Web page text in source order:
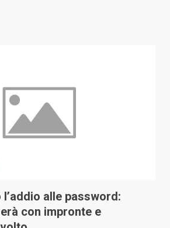
alle password:
con impronte e